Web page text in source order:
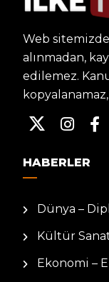
Web
alınmadan,
edilemez.
HABERLER
Dünya –
Kültür
Ekonomi –